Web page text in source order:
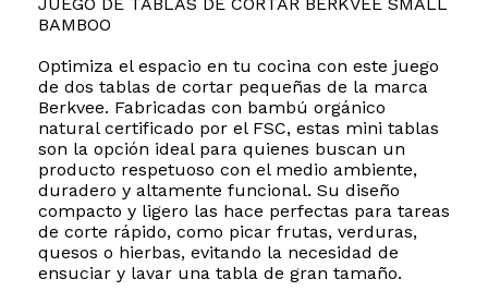
BAMBOO
Optimiza el espacio en tu cocina con este juego
de dos tablas de cortar pequeñas de la marca
Berkvee. Fabricadas con bambú orgánico
natural certificado por el FSC, estas mini tablas
son la opción ideal para quienes buscan un
producto respetuoso con el medio ambiente,
duradero y altamente funcional. Su diseño
compacto y ligero las hace perfectas para tareas
de corte rápido, como picar frutas, verduras,
quesos o hierbas, evitando la necesidad de
ensuciar y lavar una tabla de gran tamaño.